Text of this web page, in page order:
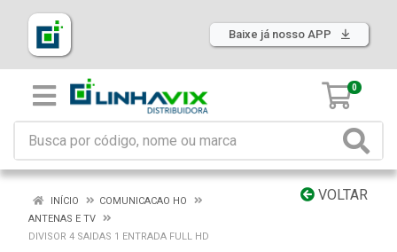
Baixe já nosso APP
0
VOLTAR
INÍCIO
COMUNICACAO HO
ANTENAS E TV
DIVISOR 4 SAIDAS 1 ENTRADA FULL HD